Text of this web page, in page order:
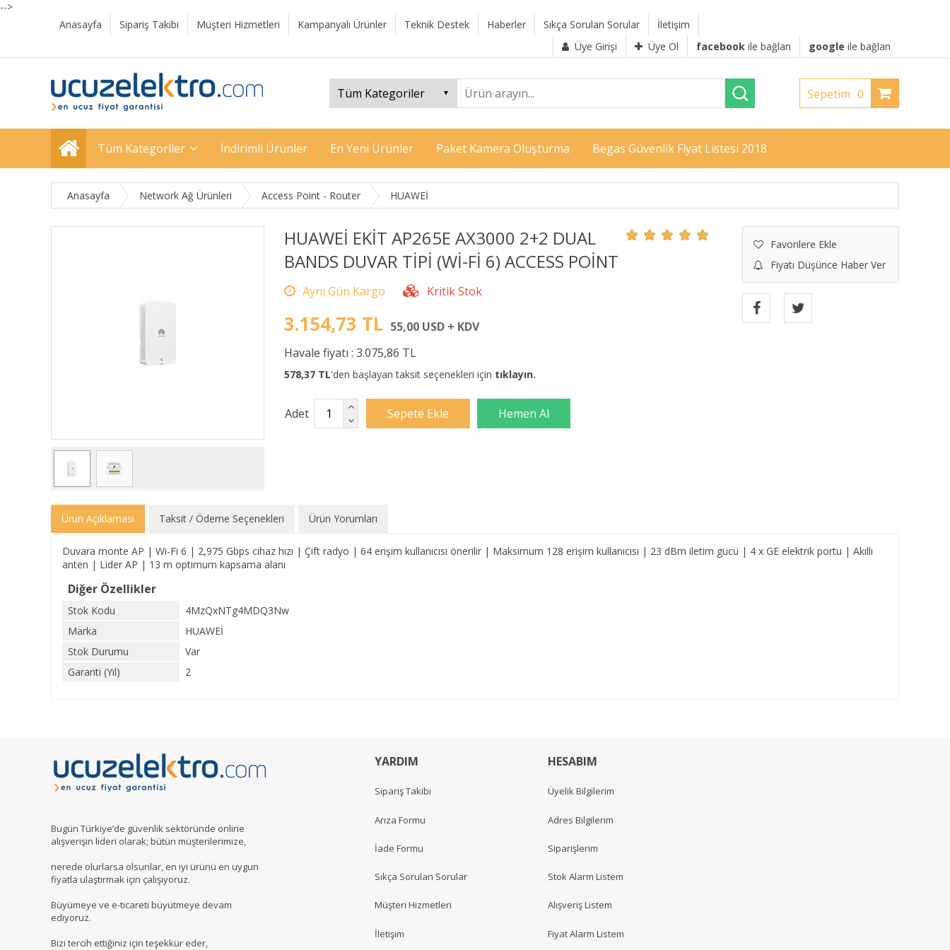
-->
Anasayfa
Sipariş Takibi Müşteri Hizmetleri Kampanyalı Ürünler Teknik Destek Haberler Sıkça Sorulan Sorular
İletişim
Üye Girişi
Üye Ol facebook ile bağlan google ile bağlan
Sepetim 0
Tüm Kategoriler İndirimli Ürünler En Yeni Ürünler Paket Kamera Oluşturma Begas Güvenlik Fiyat Listesi 2018
Anasayfa Network Ağ Ürünleri Access Point - Router HUAWEİ
HUAWEİ EKİT AP265E AX3000 2+2 DUAL
BANDS DUVAR TİPİ (Wİ-Fİ 6) ACCESS POİNT
Favorilere Ekle
Fiyatı Düşünce Haber Ver
3.154,73 TL 55,00 USD + KDV
Havale fiyatı : 3.075,86 TL
578,37 TL'den başlayan taksit seçenekleri için tıklayın.
Adet
Ürün Açıklaması Taksit / Ödeme Seçenekleri Ürün Yorumları
Duvara monte AP | Wi-Fi 6 | 2,975 Gbps cihaz hızı | Çift radyo | 64 erişim kullanıcısı önerilir | Maksimum 128 erişim kullanıcısı | 23 dBm iletim gücü | 4 x GE elektrik portu | Akıllı
anten | Lider AP | 13 m optimum kapsama alanı
Diğer Özellikler
Stok Kodu
4MzQxNTg4MDQ3Nw
Marka
HUAWEİ
Stok Durumu
Var
Garanti (Yıl)
2
Bugün Türkiye’de güvenlik sektöründe online
alışverişin lideri olarak; bütün müşterilerimize,
nerede olurlarsa olsunlar, en iyi ürünü en uygun
fiyatla ulaştırmak için çalışıyoruz.
Büyümeye ve e-ticareti büyütmeye devam
ediyoruz.
Bizi tercih ettiğiniz için teşekkür eder,
YARDIM
Sipariş Takibi
Arıza Formu
İade Formu
Sıkça Sorulan Sorular
Müşteri Hizmetleri
İletişim
HESABIM
Üyelik Bilgilerim
Adres Bilgilerim
Siparişlerim
Stok Alarm Listem
Alışveriş Listem
Fiyat Alarm Listem